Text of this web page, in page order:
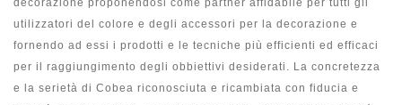
decorazione proponendosi come partner affidabile per tutti gli
utilizzatori del colore e degli accessori per la decorazione e
fornendo ad essi i prodotti e le tecniche più efficienti ed efficaci
per il raggiungimento degli obbiettivi desiderati. La concretezza
e la serietà di Cobea riconosciuta e ricambiata con fiducia e